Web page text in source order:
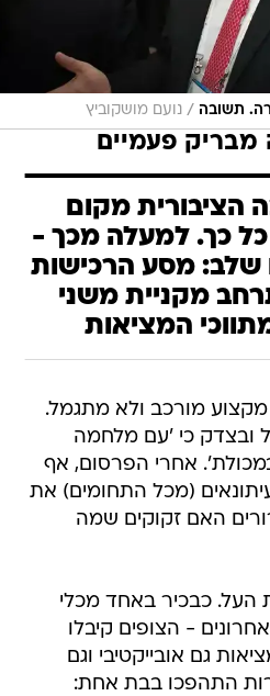
תשובה נועם מושקוביץ
פעמיים
הציבורית מקום
כל כך. למעלה מכך -
שלב: מסע הרכישות
מקניית משני
המציאות
מורכב ולא מתגמל.
אחרי הפרסום, אף
(מכל התחומים) את
האם זקוקים שמה
העל. כבכיר באחד מכלי
גם אובייקטיבי וגם
התהפכו בבת אחת:
הינה ההפסד הישיר
של פרי יתעשר, הכיס